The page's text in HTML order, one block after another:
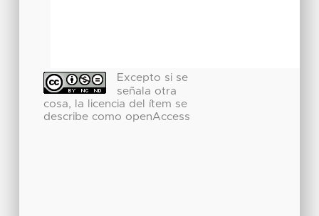
Excepto si se
señala otra
cosa, la licencia del ítem se
describe como openAccess